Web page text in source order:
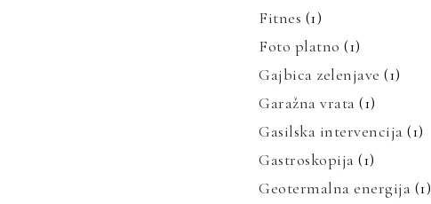
Fitnes (1)
Foto platno (1)
Gajbica zelenjave (1)
Garažna vrata (1)
Gasilska intervencija (1)
Gastroskopija (1)
Geotermalna energija (1)